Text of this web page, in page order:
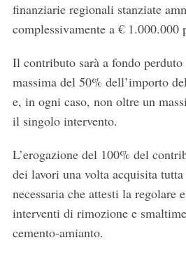
finanziarie regionali stanziate
complessivamente a € 1.000.000
Il contributo sarà a fondo
massima del 50% dell’importo
e, in ogni caso, non oltre un
il singolo intervento.
L’erogazione del 100% del
dei lavori una volta acquisita
necessaria che attesti la regolare
interventi di rimozione e
cemento-amianto.